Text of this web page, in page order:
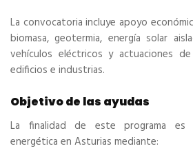
La convocatoria incluye apoyo
biomasa, geotermia, energía solar
vehículos eléctricos y actuaciones
edificios e industrias.
Objetivo de las ayudas
La finalidad de este programa es
energética en Asturias mediante: